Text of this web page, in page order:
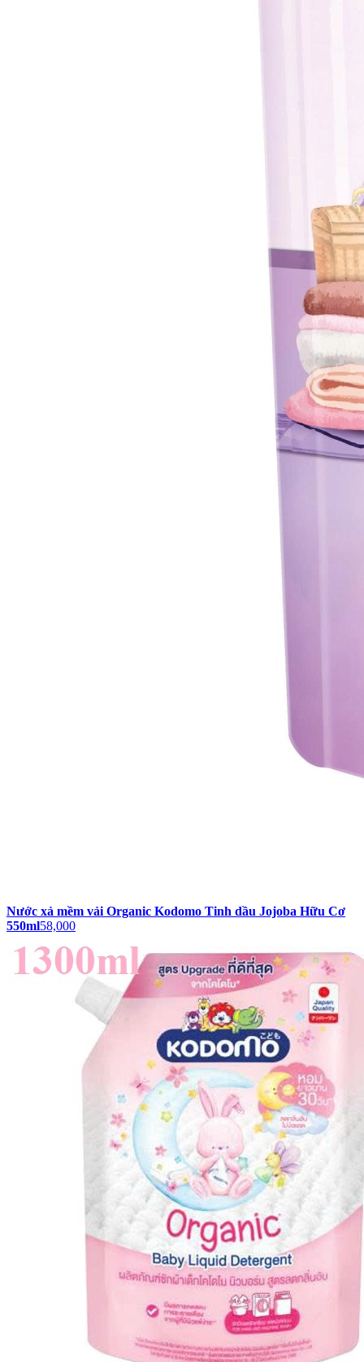
Nước xả mềm vải Organic Kodomo Tinh dầu Jojoba Hữu Cơ
550ml58,000